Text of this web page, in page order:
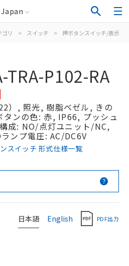
Japan
リ > スイッチ > 押ボタンスイッチ/表示灯
TRA-P102-RA
）, 照光, 樹脂ベゼル, きの
タンの色: 赤, IP66, プッシュ
成: NO/点灯ユニット/NC,
ンプ電圧: AC/DC6V
スイッチ 形式仕様一覧
日本語 English PDF出力